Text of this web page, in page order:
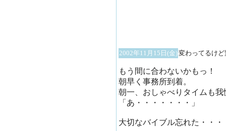
2002年11月15日(金)変わってるけ
もう間に合わないかもっ！
朝早く事務所到着。
朝一、おしゃべりタイムも
「あ・・・・・・・」
大切なバイブル忘れた・・・